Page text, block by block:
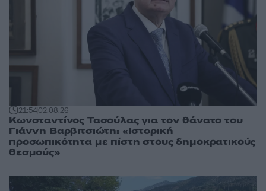
21:5402.08.26
Κωνσταντίνος Τασούλας για τον θάνατο του
Γιάννη Βαρβιτσιώτη: «Ιστορική
προσωπικότητα με πίστη στους δημοκρατικούς
θεσμούς»